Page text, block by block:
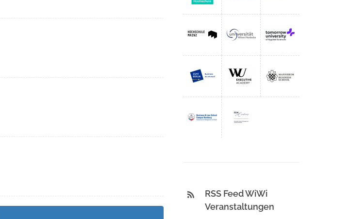
RSS Feed WiWi
Veranstaltungen